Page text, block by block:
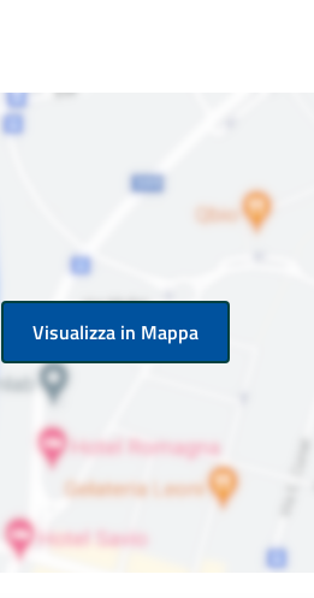
Visualizza in Mappa